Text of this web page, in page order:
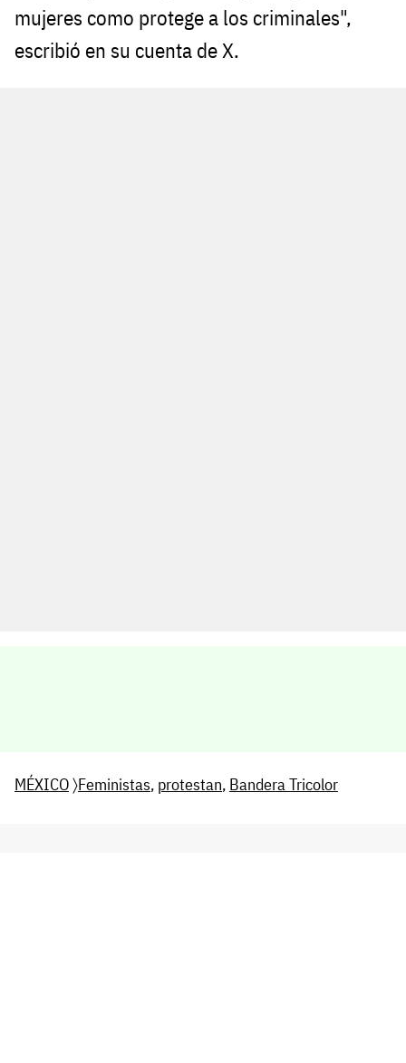
mujeres como protege a los criminales",
escribió en su cuenta de X.
MÉXICO〉Feministas, protestan, Bandera Tricolor